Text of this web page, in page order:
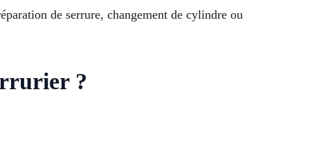
de serrure, changement de cylindre ou
?